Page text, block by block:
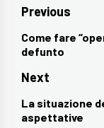
articoli
Previous
Previous
post:
Come fare
defunto
Next
Next
La situazione
aspettative